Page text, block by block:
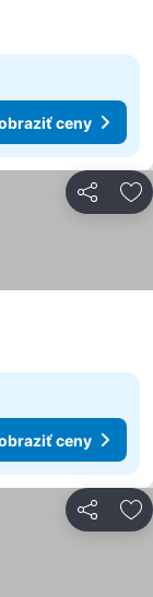
ceny
Zdieľať
ceny
Zdieľať